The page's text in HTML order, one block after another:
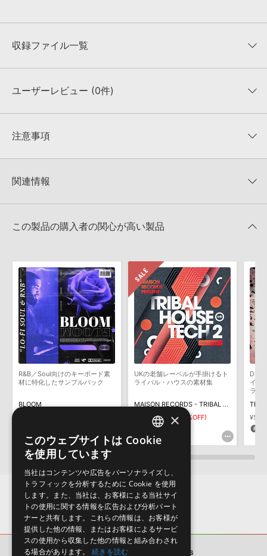
収録ファイル一覧
収録ファイル一覧
ユーザーレビュー (0件)
★★★★★
★5
★4
★1
注意事項
KONTAKTフォーマットは、
でお使いいただけます。無償版のKONTAKT PLAYERではお使いい
4GBを超えるデータに関するご注意：FAT32でフォーマットされた
きます際には、NTFSやHFS＋でフォーマットされたHDDをご用意
いただく必要がございます。
製品の購入手続き完了後、受注確認メールとシリアルナンバーをお
知らせするメールの2通が送信されます。メールに記載されており
ます説明に沿って、製品のダウンロード／導入を行って下さい。
サンプルパック製品には、原則として日本語版操作マニュアルをご
用意しておりません。ご購入後のご不明点や詳細に関するお問い合
わせなどは
テクニカルサポート
までご連絡ください。
デモソングは、製品収録サウンドを使ってできることを紹介するた
めのデモンストレーション用の楽曲です。原則として、デモソング
そのものをお使いいただくことはできません。また、デモソングを
構成する全てのサウンドが、サンプルパックに含まれていることを
ダウンロード製品という性質上、一切の返品・返金はお受け付け致
しかねます。
関連情報
この製品の購入者の関心が高い製品
R&B／Soul向けのキーボード素
材に特化したサンプルパック
BLOOM
UKの老舗レーベルが手掛けるト
ライバル・ハウスの素材集
MAISON RECORDS - TRIBAL HOUSE & TECH 2
¥7,425 ¥5,197(30%OFF)
259pt
イバ
ラリ
サンプルパック HOUSE BRASS
ENGLISH
×
このウェブサイトは Cookie
を使用しています
当社はコンテンツや広告をパーソナライズし、
トラフィックを分析するために Cookie を使用
します。また、当社は、お客様による当社サイ
トの使用に関する情報を広告および分析パート
ナーと共有します。これらの情報は、お客様が
提供した他の情報、またはお客様によるサービ
スの使用から収集した他の情報と組み合わされ
る場合があります。
続きを読む